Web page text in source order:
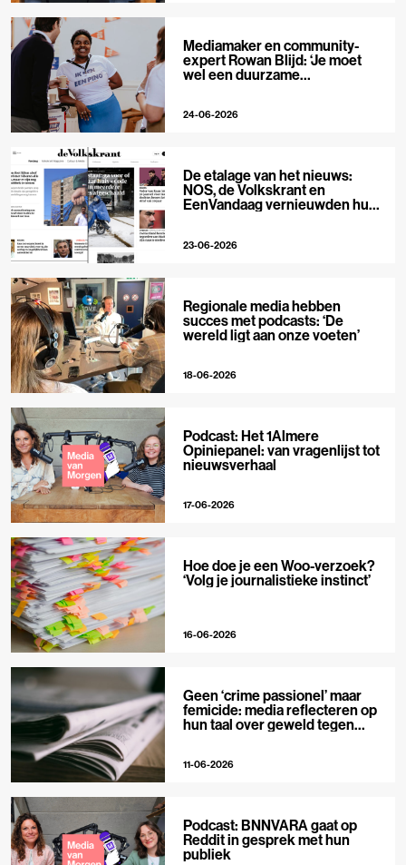
Mediamaker en community-
expert Rowan Blijd: ‘Je moet
wel een duurzame
24-06-2026
De etalage van het nieuws:
NOS, de Volkskrant en
EenVandaag vernieuwden hun
23-06-2026
Regionale media hebben
succes met podcasts: ‘De
wereld ligt aan onze voeten’
18-06-2026
Podcast: Het 1Almere
Opiniepanel: van vragenlijst tot
nieuwsverhaal
17-06-2026
Hoe doe je een Woo-verzoek?
‘Volg je journalistieke instinct’
16-06-2026
Geen ‘crime passionel’ maar
femicide: media reflecteren op
hun taal over geweld tegen
11-06-2026
Podcast: BNNVARA gaat op
Reddit in gesprek met hun
publiek